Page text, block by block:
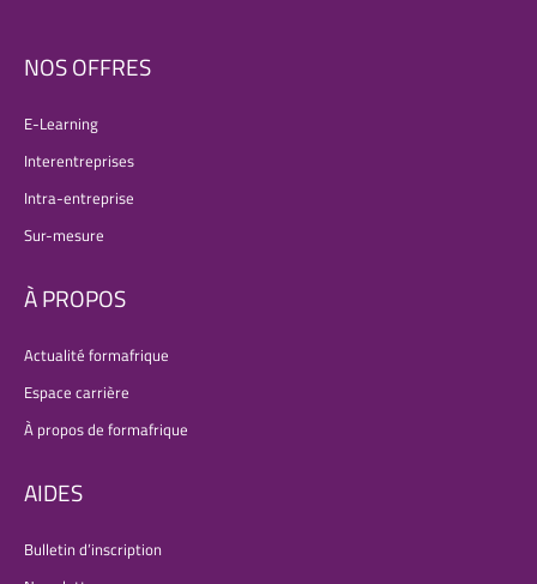
NOS OFFRES
E-Learning
Interentreprises
Intra-entreprise
Sur-mesure
À PROPOS
Actualité formafrique
Espace carrière
À propos de formafrique
AIDES
Bulletin d’inscription